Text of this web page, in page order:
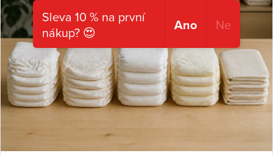
Sleva 10 % na první
nákup? 😍
Ano Ne